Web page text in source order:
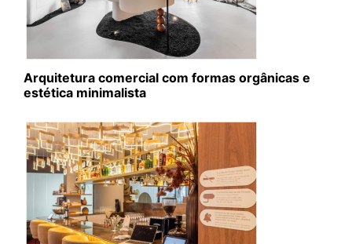
Arquitetura comercial com formas orgânicas e
estética minimalista